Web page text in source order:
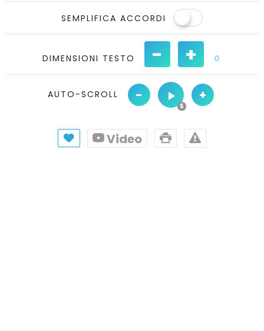
SEMPLIFICA ACCORDI
DIMENSIONI TESTO - + 0
AUTO-SCROLL - +
Video